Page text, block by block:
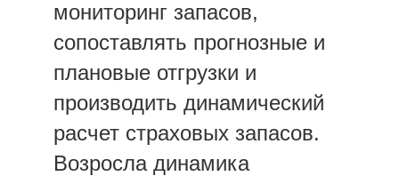
мониторинг запасов,
сопоставлять прогнозные и
плановые отгрузки и
производить динамический
расчет страховых запасов.
Возросла динамика